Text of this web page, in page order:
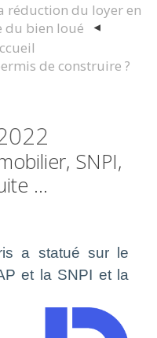
réduction du loyer en
du bien loué
de construire ?
SNPI,
...
a statué sur le
et la SNPI et la